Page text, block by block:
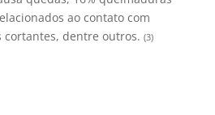
ao contato com
dentre outros. (3)